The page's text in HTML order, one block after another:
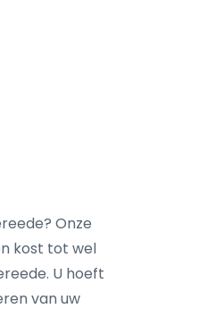
Onze
kost tot wel
U hoeft
van uw